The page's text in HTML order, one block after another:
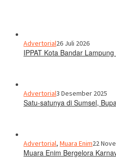
Advertorial26 Juli 2026
IPPAT Kota Bandar
Advertorial3 Desember 2025
Satu-satunya di Sumsel,
Advertorial, Muara Enim22
Muara Enim Bergelora